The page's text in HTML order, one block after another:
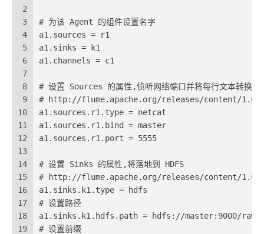
2
3
4
5
6
7
8
9
10
11
12
13
14
15
16
17
18
19
# 为该 Agent 的组件设置名字
a1.sources = r1
a1.sinks = k1
a1.channels = c1
# 设置 Sources 的属性,侦听网络端口并将每行文本转换
# http://flume.apache.org/releases/content/1.6.0/
a1.sources.r1.type = netcat
a1.sources.r1.bind = master
a1.sources.r1.port = 5555
# 设置 Sinks 的属性,将落地到 HDFS
# http://flume.apache.org/releases/content/
a1.sinks.k1.type = hdfs
# 设置路径
a1.sinks.k1.hdfs.path = hdfs://master:9000/
# 设置前缀